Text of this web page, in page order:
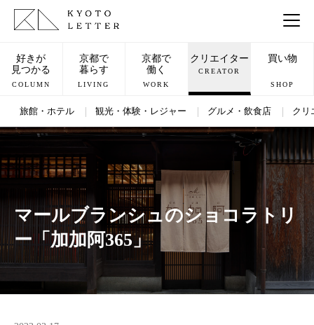
好きが
見つかる
COLUMN
京都で
暮らす
LIVING
京都で
働く
WORK
クリエイター
CREATOR
買い物
SHOP
旅館・ホテル 観光・体験・レジャー グルメ・飲食店 クリ
マールブランシュのショコラトリ
ー「加加阿365」